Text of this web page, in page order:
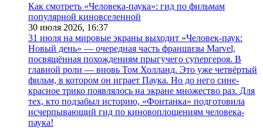
Как смотреть «Человека-паука»: гид по фильмам
популярной киновселенной
30 июля 2026, 16:37
31 июля на мировые экраны выходит «Человек-паук:
Новый день» — очередная часть франшизы Marvel,
посвящённая похождениям прыгучего супергероя. В
главной роли — вновь Том Холланд. Это уже четвёртый
фильм, в котором он играет Паука. Но до него сине-
красное трико появлялось на экране множество раз. Для
тех, кто подзабыл историю, «Фонтанка» подготовила
исчерпывающий гид по киновоплощениям человека-
паука!